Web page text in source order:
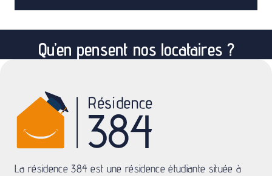
La résidence 384 est une résidence étudiante située à
Aix-en-Provence, proche de nombreuses écoles et
universités.
Nous louons des appartements meublés et équipés de 21
à 33m² avec petit jardin, balcon ou terrasse.